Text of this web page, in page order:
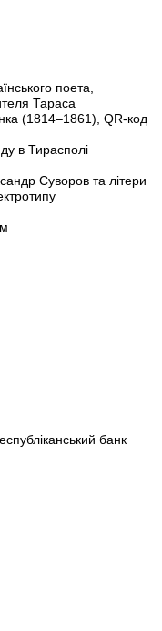
поета,
Тараса
(1814–1861), QR-код
в Тирасполі
Суворов та літери
банк